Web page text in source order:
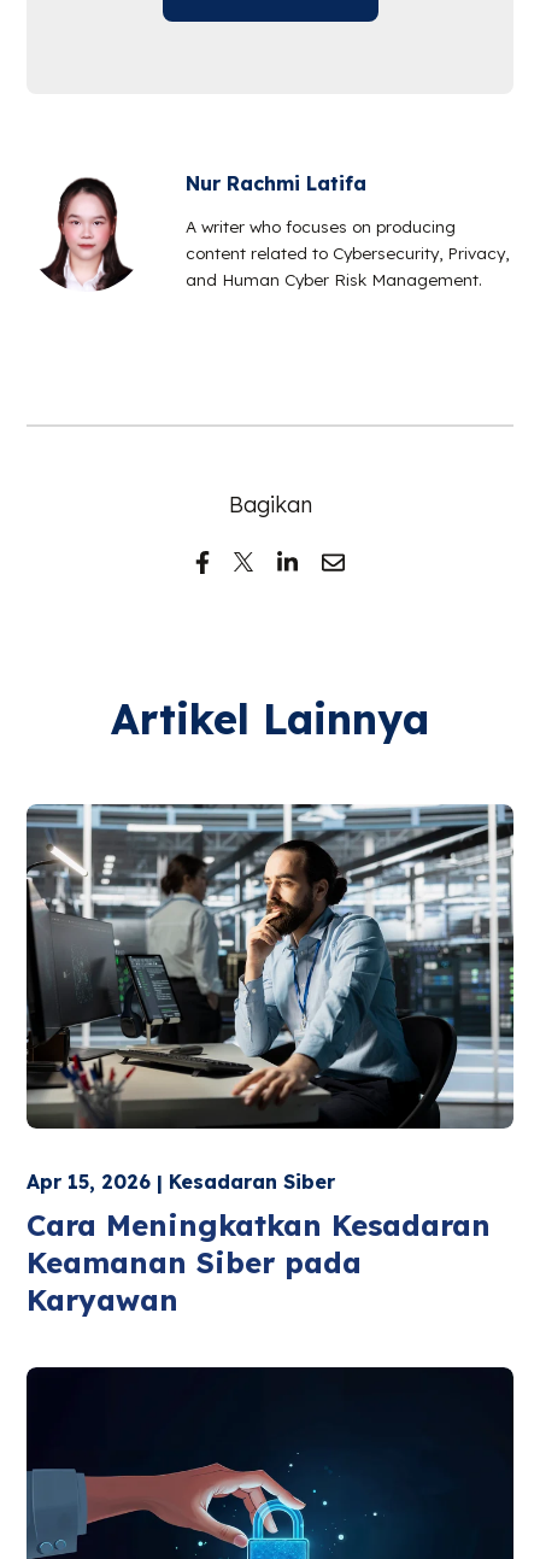
Nur Rachmi Latifa
A writer who focuses on producing
content related to Cybersecurity, Privacy,
and Human Cyber Risk Management.
Bagikan
Artikel Lainnya
Apr 15, 2026 | Kesadaran Siber
Cara Meningkatkan Kesadaran
Keamanan Siber pada
Karyawan